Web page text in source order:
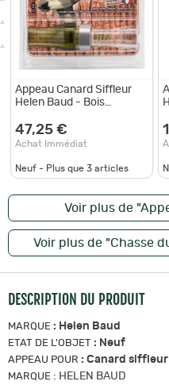
Appeau Canard Siffleur
Helen Baud - Bois
Pour un Attelage Efficace
canard
47,25 €
Achat Immédiat
Neuf - Plus que 3 articles
Voir plus de
Voir plus de "Chasse
DESCRIPTION DU PRODUIT
MARQUE : Helen Baud
ETAT DE L'OBJET : Neuf
APPEAU POUR : Canard siffleur
MARQUE : HELEN BAUD